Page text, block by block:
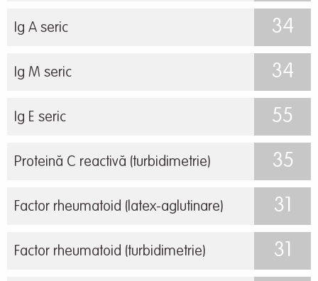
Ig A seric 34
Ig M seric 34
Ig E seric 55
Proteină C reactivă (turbidimetrie) 35
Factor rheumatoid (latex-aglutinare) 31
Factor rheumatoid (turbidimetrie) 31